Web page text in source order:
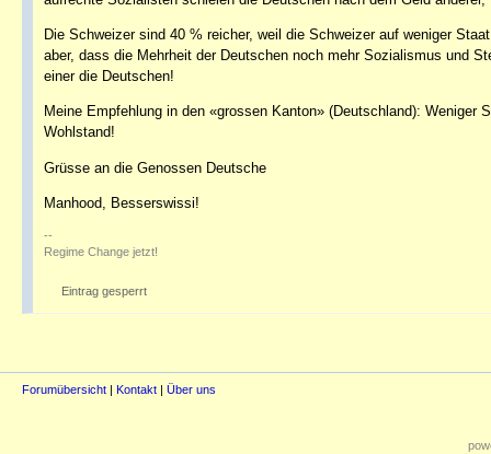
Die Schweizer sind 40 % reicher, weil die Schweizer auf weniger
aber, dass die Mehrheit der Deutschen noch mehr Sozialismus und
einer die Deutschen!
Meine Empfehlung in den «grossen Kanton» (Deutschland): Weniger
Wohlstand!
Grüsse an die Genossen Deutsche
Manhood, Besserswissi!
--
Regime Change jetzt!
Eintrag gesperrt
Forumübersicht | Kontakt | Über uns